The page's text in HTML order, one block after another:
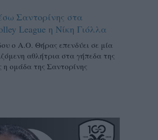
Σαντορίνης στα
League η Νίκη Γιόλλα
ο Α.Ο. Θήρας επενδύει σε μία
αθλήτρια στα γήπεδα της
η ομάδα της Σαντορίνης